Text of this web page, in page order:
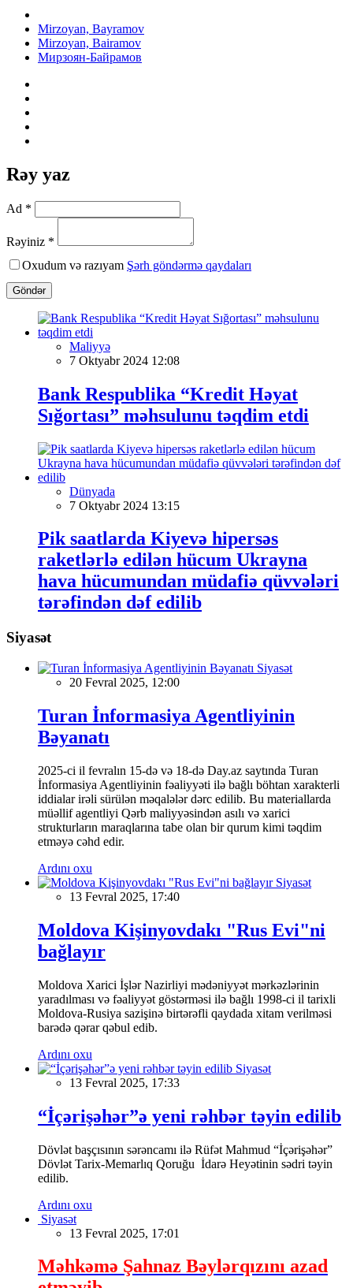
Mirzoyan, Bayramov
Mirzoyan, Bairamov
Мирзоян-Байрамов
Rəy yaz
Ad *
Rəyiniz *
Oxudum və razıyam Şərh göndərmə qaydaları
Göndər
Maliyyə
7 Oktyabr 2024 12:08
Bank Respublika “Kredit Həyat
Sığortası” məhsulunu təqdim etdi
Dünyada
7 Oktyabr 2024 13:15
Pik saatlarda Kiyevə hipersəs
raketlərlə edilən hücum Ukrayna
hava hücumundan müdafiə qüvvələri
tərəfindən dəf edilib
Siyasət
Siyasət
20 Fevral 2025, 12:00
Turan İnformasiya Agentliyinin
Bəyanatı
2025-ci il fevralın 15-də və 18-də Day.az saytında Turan
İnformasiya Agentliyinin fəaliyyəti ilə bağlı böhtan xarakterli
iddialar irəli sürülən məqalələr dərc edilib. Bu materiallarda
müəllif agentliyi Qərb maliyyəsindən asılı və xarici
strukturların maraqlarına tabe olan bir qurum kimi təqdim
etməyə cəhd edir.
Ardını oxu
Siyasət
13 Fevral 2025, 17:40
Moldova Kişinyovdakı "Rus Evi"ni
bağlayır
Moldova Xarici İşlər Nazirliyi mədəniyyət mərkəzlərinin
yaradılması və fəaliyyət göstərməsi ilə bağlı 1998-ci il tarixli
Moldova-Rusiya sazişinə birtərəfli qaydada xitam verilməsi
barədə qərar qəbul edib.
Ardını oxu
Siyasət
13 Fevral 2025, 17:33
“İçərişəhər”ə yeni rəhbər təyin edilib
Dövlət başçısının sərəncamı ilə Rüfət Mahmud “İçərişəhər”
Dövlət Tarix-Memarlıq Qoruğu İdarə Heyətinin sədri təyin
edilib.
Ardını oxu
Siyasət
13 Fevral 2025, 17:01
Məhkəmə Şahnaz Bəylərqızını azad